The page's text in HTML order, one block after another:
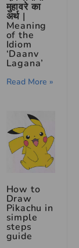
मुहावरे का
अर्थ |
Meaning
of the
Idiom
‘Daanv
Lagana’
Read More »
How to
Draw
Pikachu in
simple
steps
guide